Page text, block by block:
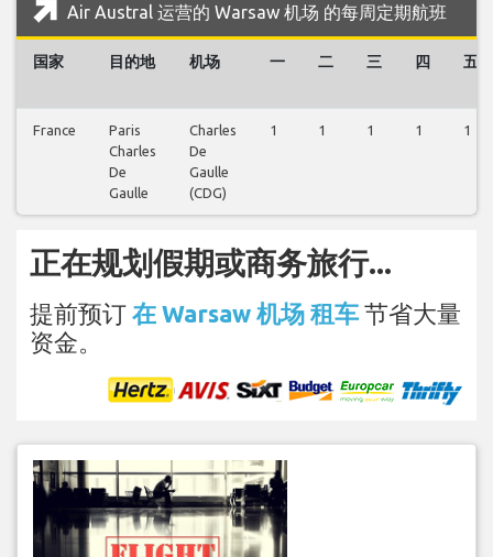
Air Austral 运营的 Warsaw 机场 的每周定期航班
国家 目的地 机场 一 二 三 四 五
France
Paris
Charles
De
Gaulle
Charles
De
Gaulle
(CDG)
1 1 1 1 1
正在规划假期或商务旅行...
提前预订 在 Warsaw 机场 租车 节省大量
资金。